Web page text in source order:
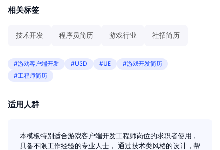
相关标签
技术开发 程序员简历 游戏行业 社招简历
#游戏客户端开发 #U3D #UE
#游戏开发简历
#工程师简历
适用人群
本模板特别适合游戏客户端开发工程师岗位的求职者使用，
具备不限工作经验的专业人士， 通过技术类风格的设计，帮